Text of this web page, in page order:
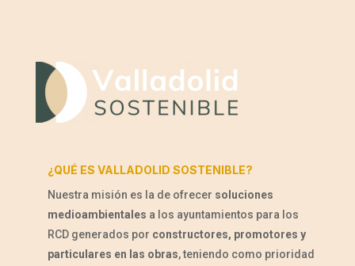
¿QUÉ ES VALLADOLID SOSTENIBLE?
Nuestra misión es la de ofrecer soluciones
medioambientales a los ayuntamientos para los
RCD generados por constructores, promotores y
particulares en las obras, teniendo como prioridad